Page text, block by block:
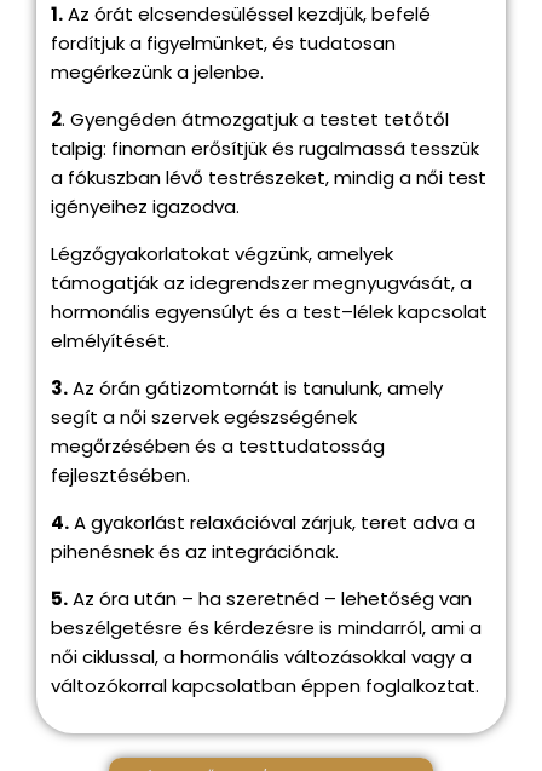
1.Az órát elcsendesüléssel kezdjük, befelé
fordítjuk a figyelmünket, és tudatosan
megérkezünk a jelenbe.
2. Gyengéden átmozgatjuk a testet tetőtől
talpig: finoman erősítjük és rugalmassá tesszük
a fókuszban lévő testrészeket, mindig a női test
igényeihez igazodva.
Légzőgyakorlatokat végzünk, amelyek
támogatják az idegrendszer megnyugvását, a
hormonális egyensúlyt és a test–lélek kapcsolat
elmélyítését.
3.Az órán gátizomtornát is tanulunk, amely
segít a női szervek egészségének
megőrzésében és a testtudatosság
fejlesztésében.
4.A gyakorlást relaxációval zárjuk, teret adva a
pihenésnek és az integrációnak.
5.Az óra után – ha szeretnéd – lehetőség van
beszélgetésre és kérdezésre is mindarról, ami a
női ciklussal, a hormonális változásokkal vagy a
változókorral kapcsolatban éppen foglalkoztat.